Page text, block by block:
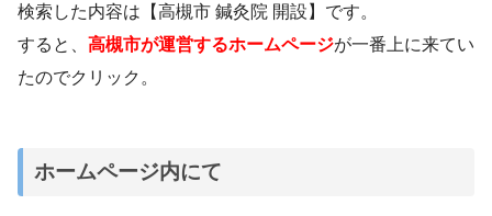
検索した内容は【高槻市 鍼灸院 開設】です。
すると、 高槻市が運営するホームページが一番上に来てい
たのでクリック。
ホームページ内にて